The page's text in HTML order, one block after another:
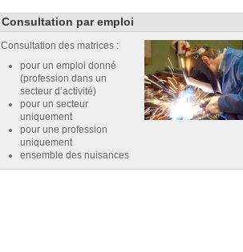
Consultation par emploi
Consultation des matrices :
pour un emploi donné
(profession dans un
secteur d’activité)
pour un secteur
uniquement
pour une profession
uniquement
ensemble des nuisances